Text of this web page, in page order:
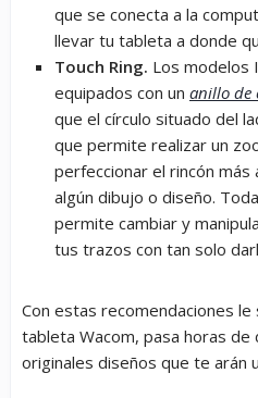
que se conecta a la
llevar tu tableta a donde
Touch Ring. Los modelos
equipados con un anillo de
que el círculo situado del
que permite realizar un
perfeccionar el rincón
algún dibujo o diseño.
permite cambiar y
tus trazos con tan solo
Con estas recomendaciones
tableta Wacom, pasa horas de
originales diseños que te arán